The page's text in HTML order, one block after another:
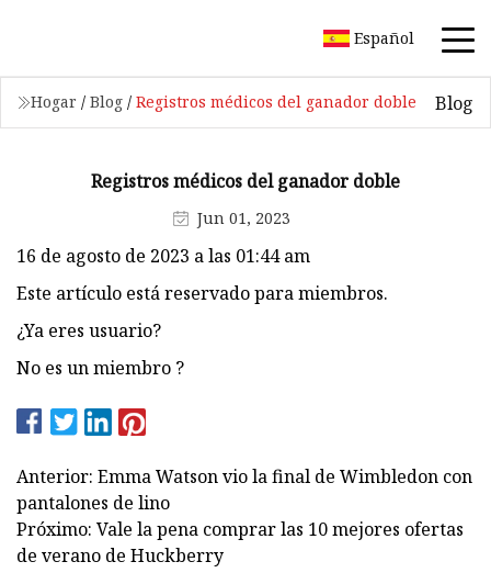
Español
Hogar / Blog / Registros médicos del ganador doble Blog
Registros médicos del ganador doble
Jun 01, 2023
16 de agosto de 2023 a las 01:44 am
Este artículo está reservado para miembros.
¿Ya eres usuario?
No es un miembro ?
Anterior: Emma Watson vio la final de Wimbledon con
pantalones de lino
Próximo: Vale la pena comprar las 10 mejores ofertas
de verano de Huckberry